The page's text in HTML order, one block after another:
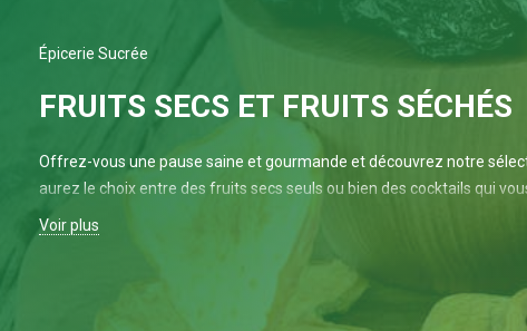
Épicerie Sucrée
FRUITS SECS ET FRUITS SÉCHÉS
Offrez-vous une pause saine et gourmande et découvrez notre
aurez le choix entre des fruits secs seuls ou bien des cocktails qui
lors de vos apéritifs.
Voir plus